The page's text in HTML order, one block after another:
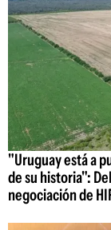
"Uruguay está a
de su historia":
negociación de